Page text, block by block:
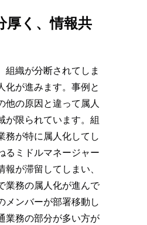
く、情報共
組織が分断されてしま
化が進みます。事例と
他の原因と違って属人
が限られています。組
務が特に属人化してし
るミドルマネージャー
が滞留してしまい、
業務の属人化が進んで
メンバーが部署移動し
業務の部分が多い方が